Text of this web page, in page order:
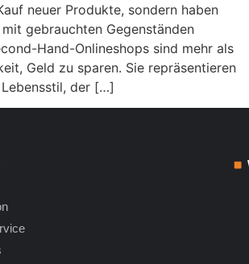
neuer Produkte, sondern haben
gebrauchten Gegenständen
Hand-Onlineshops sind mehr als
Geld zu sparen. Sie repräsentieren
der […]